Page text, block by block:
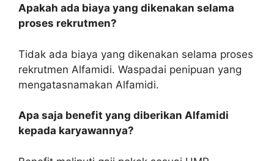
Apakah ada biaya yang dikenakan selama
proses rekrutmen?
Tidak ada biaya yang dikenakan selama proses
rekrutmen Alfamidi. Waspadai penipuan yang
mengatasnamakan Alfamidi.
Apa saja benefit yang diberikan Alfamidi
kepada karyawannya?